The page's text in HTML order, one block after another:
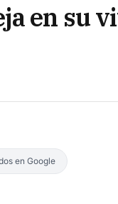
en su
en Google